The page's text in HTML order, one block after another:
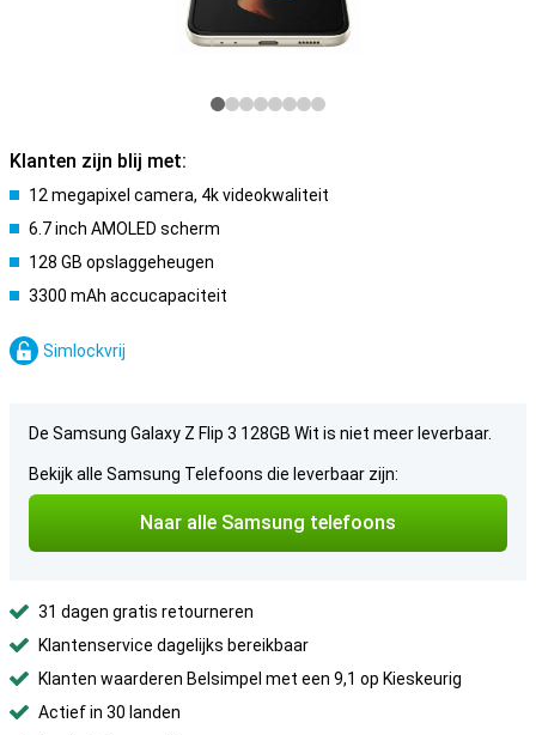
Klanten zijn blij met:
12 megapixel camera, 4k videokwaliteit
6.7 inch AMOLED scherm
128 GB opslaggeheugen
3300 mAh accucapaciteit
Simlockvrij
De Samsung Galaxy Z Flip 3 128GB Wit is niet meer leverbaar.
Bekijk alle Samsung Telefoons die leverbaar zijn:
Naar alle Samsung telefoons
31 dagen gratis retourneren
Klantenservice dagelijks bereikbaar
Klanten waarderen Belsimpel met een 9,1 op Kieskeurig
Actief in 30 landen